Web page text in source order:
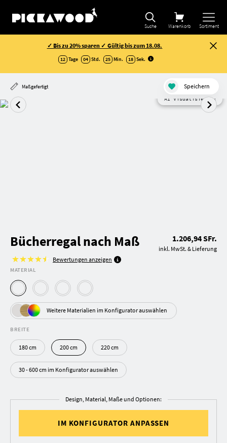
Suche Warenkorb Sortiment
✓ Bis zu 20% sparen ✓ Gültig bis zum 18.08.
12 Tage 04 Std. 25 Min. 18 Sek.
Maßgefertigt Speichern
AI Visualisierung
Bücherregal nach Maß
Bewertungen anzeigen
1.206,94 SFr.
inkl. MwSt. & Lieferung
MATERIAL
Weitere Materialien im Konfigurator auswählen
BREITE
180 cm 200 cm 220 cm
30 - 600 cm im Konfigurator auswählen
Design, Material, Maße und Optionen:
IM KONFIGURATOR ANPASSEN